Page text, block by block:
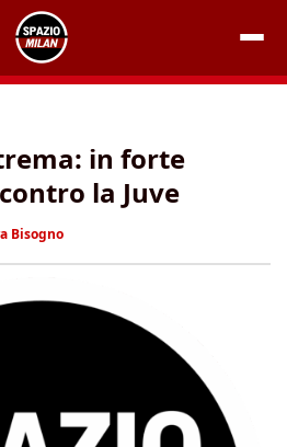
in forte
la Juve
Bisogno